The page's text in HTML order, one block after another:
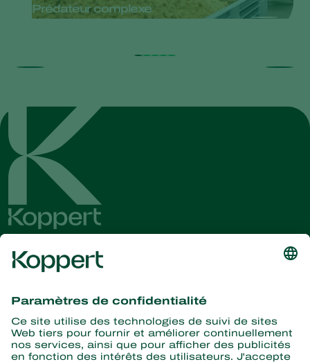
Prédateur complexe
nouvelles et informations
S’abonner ici